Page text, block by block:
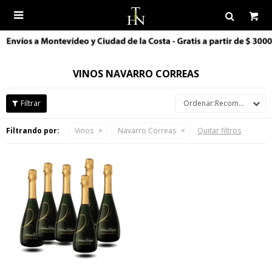

VINOS NAVARRO CORREAS
Recomendados
Filtrando por: Vinos Navarro Correas Quitar filtros